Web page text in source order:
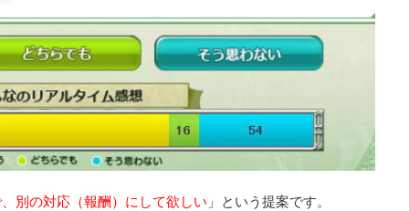
別の対応（報酬）にして欲しい 」という提案です。